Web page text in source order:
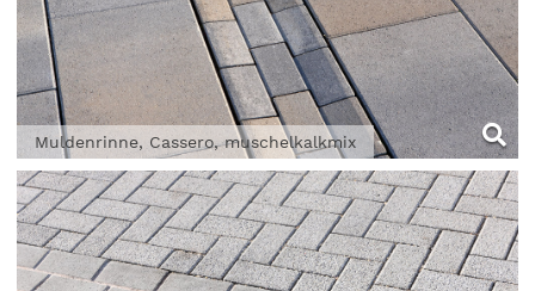
Muldenrinne, Cassero, muschelkalkmix